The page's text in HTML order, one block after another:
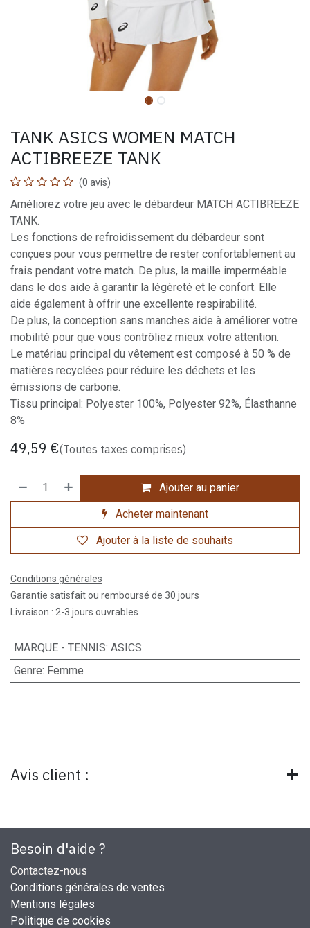
TANK ASICS WOMEN MATCH
ACTIBREEZE TANK
(0 avis)
Améliorez votre jeu avec le débardeur MATCH ACTIBREEZE
TANK.
Les fonctions de refroidissement du débardeur sont
conçues pour vous permettre de rester confortablement au
frais pendant votre match. De plus, la maille imperméable
dans le dos aide à garantir la légèreté et le confort. Elle
aide également à offrir une excellente respirabilité.
De plus, la conception sans manches aide à améliorer votre
mobilité pour que vous contrôliez mieux votre attention.
Le matériau principal du vêtement est composé à 50 % de
matières recyclées pour réduire les déchets et les
émissions de carbone.
Tissu principal: Polyester 100%, Polyester 92%, Élasthanne
8%
49,59 €(Toutes taxes comprises)
Ajouter au panier
Acheter maintenant
Ajouter à la liste de souhaits
Conditions générales
Garantie satisfait ou remboursé de 30 jours
Livraison : 2-3 jours ouvrables
MARQUE - TENNIS: ASICS
Genre: Femme
Avis client :
Besoin d'aide ?
Contactez-nous
Conditions générales de ventes
Mentions légales
Politique de cookies